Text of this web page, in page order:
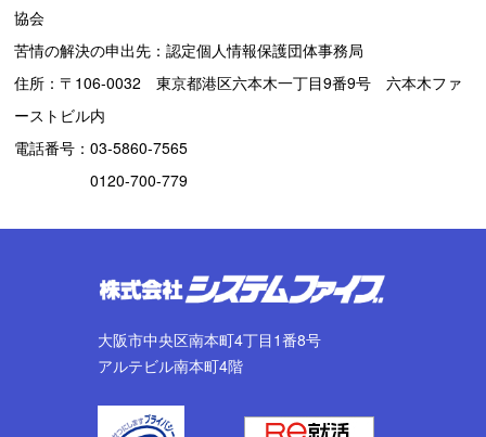
協会
苦情の解決の申出先：認定個人情報保護団体事務局
住所：〒106-0032 東京都港区六本木一丁目9番9号 六本木ファ
ーストビル内
電話番号：03-5860-7565
0120-700-779
大阪市中央区南本町4丁目1番8号
アルテビル南本町4階